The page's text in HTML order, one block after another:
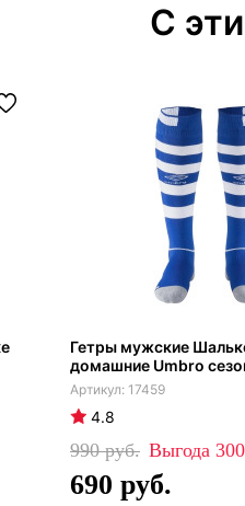
С
Гетры мужские
домашние Umbro
17459
4.8
990 300
690